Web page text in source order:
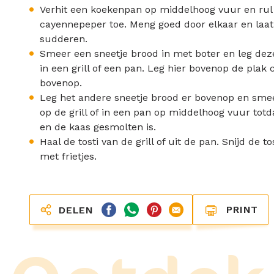
Verhit een koekenpan op middelhoog vuur en
cayennepeper toe. Meng goed door elkaar en
sudderen.
Smeer een sneetje brood in met boter en leg
in een grill of een pan. Leg hier bovenop de
bovenop.
Leg het andere sneetje brood er bovenop en
op de grill of in een pan op middelhoog vuur
en de kaas gesmolten is.
Haal de tosti van de grill of uit de pan. Snijd de
met frietjes.
DELEN PRINT